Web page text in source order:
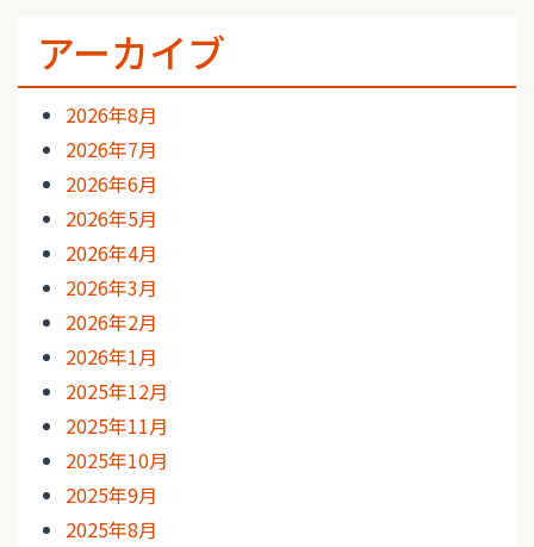
アーカイブ
2026年8月
2026年7月
2026年6月
2026年5月
2026年4月
2026年3月
2026年2月
2026年1月
2025年12月
2025年11月
2025年10月
2025年9月
2025年8月